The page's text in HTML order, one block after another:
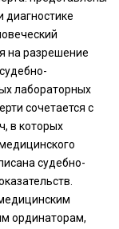
диагностике
на разрешение
лабораторных
сочетается с
в которых
судебно-
ординаторам,